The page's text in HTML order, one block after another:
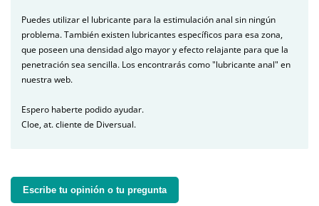
Puedes utilizar el lubricante para la estimulación anal sin ningún
problema. También existen lubricantes específicos para esa zona,
que poseen una densidad algo mayor y efecto relajante para que la
penetración sea sencilla. Los encontrarás como "lubricante anal" en
nuestra web.
Espero haberte podido ayudar.
Cloe, at. cliente de Diversual.
Escribe tu opinión o tu pregunta